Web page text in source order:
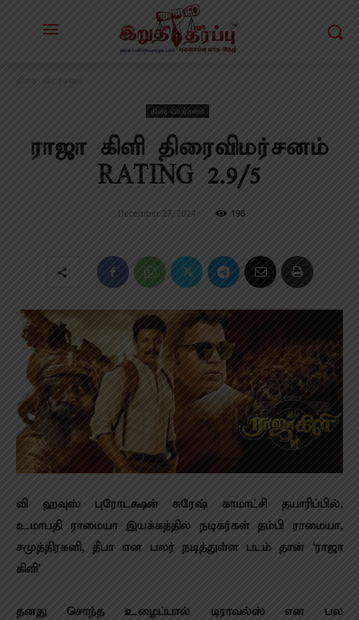
திரை விமர்சனம்
திரை விமர்சனம்
ராஜா கிளி திரைவிமர்சனம்
RATING 2.9/5
December 27, 2024 198
வி ஹவுஸ் புரோடக்ஷன் சுரேஷ் காமாட்சி தயாரிப்பில்,
உமாபதி ராமையா இயக்கத்தில் நடிகர்கள் தம்பி ராமையா,
சமுத்திரகனி, தீபா என பலர் நடித்துள்ள படம் தான் ‘ராஜா
கிளி’
தனது சொந்த உழைப்பால் டிராவல்ஸ் என பல